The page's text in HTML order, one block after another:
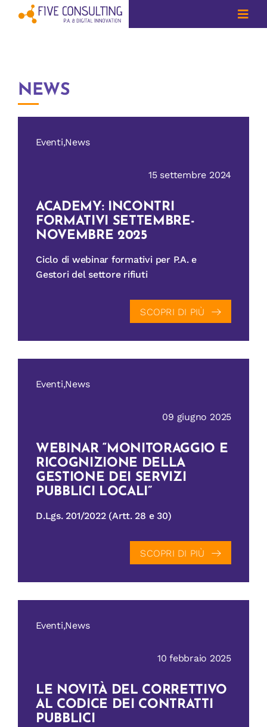
FORMAZIONE
IN EVIDENZA
CONTATTI
NEWS
Eventi,News
15 settembre 2024
ACADEMY: INCONTRI
FORMATIVI SETTEMBRE-
NOVEMBRE 2025
Ciclo di webinar formativi per P.A. e
Gestori del settore rifiuti
SCOPRI DI PIÙ
Eventi,News
09 giugno 2025
WEBINAR “MONITORAGGIO E
RICOGNIZIONE DELLA
GESTIONE DEI SERVIZI
PUBBLICI LOCALI”
D.Lgs. 201/2022 (Artt. 28 e 30)
SCOPRI DI PIÙ
Eventi,News
10 febbraio 2025
LE NOVITÀ DEL CORRETTIVO
AL CODICE DEI CONTRATTI
PUBBLICI